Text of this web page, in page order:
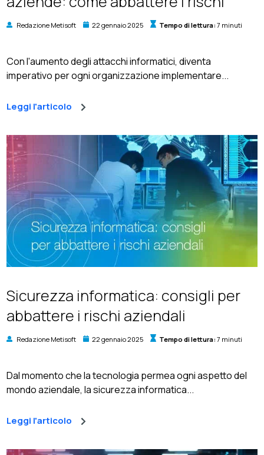
Redazione Metisoft 22 gennaio 2025 Tempo di lettura:7 minuti
Con l'aumento degli attacchi informatici, diventa
imperativo per ogni organizzazione implementare...
Leggi l'articolo
Sicurezza informatica: consigli per
abbattere i rischi aziendali
Redazione Metisoft 22 gennaio 2025 Tempo di lettura:7 minuti
Dal momento che la tecnologia permea ogni aspetto del
mondo aziendale, la sicurezza informatica...
Leggi l'articolo